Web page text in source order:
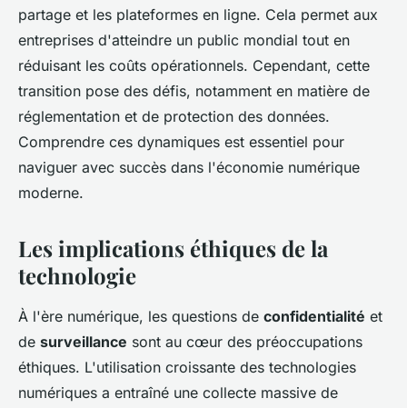
partage et les plateformes en ligne. Cela permet aux
entreprises d'atteindre un public mondial tout en
réduisant les coûts opérationnels. Cependant, cette
transition pose des défis, notamment en matière de
réglementation et de protection des données.
Comprendre ces dynamiques est essentiel pour
naviguer avec succès dans l'économie numérique
moderne.
Les implications éthiques de la
technologie
À l'ère numérique, les questions de confidentialité et
de surveillance sont au cœur des préoccupations
éthiques. L'utilisation croissante des technologies
numériques a entraîné une collecte massive de